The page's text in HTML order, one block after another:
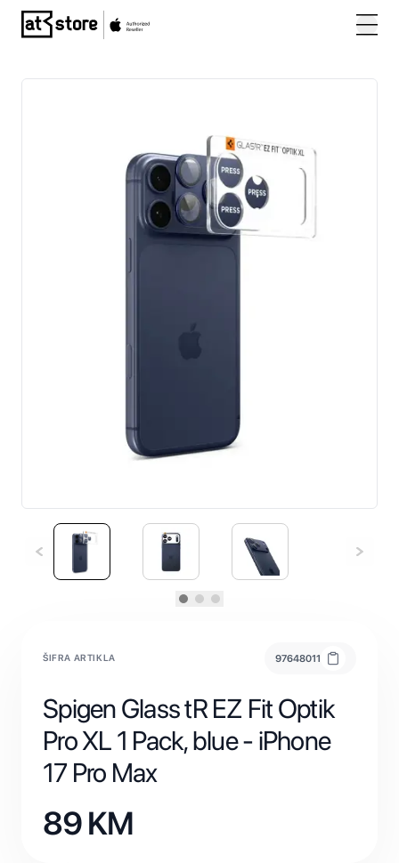
Posjetite početnu stranicu AT Store
ŠIFRA ARTIKLA 97648011
Spigen Glass tR EZ Fit Optik
Pro XL 1 Pack, blue - iPhone
17 Pro Max
89KM